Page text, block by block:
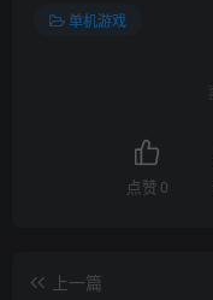
单机游戏
点赞 0
上一篇